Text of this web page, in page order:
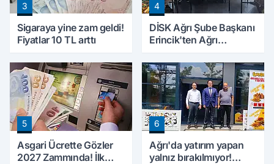
3
Sigaraya yine zam geldi!
Fiyatlar 10 TL arttı
4
DİSK Ağrı Şube Başkanı
Erincik'ten Ağrı
5
Asgari Ücrette Gözler
2027 Zammında! İlk
6
Ağrı'da yatırım yapan
yalnız bırakılmıyor!